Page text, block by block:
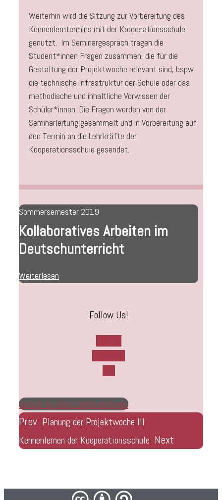
Weiterhin wird die Sitzung zur Vorbereitung des
Kennenlerntermins mit der Kooperationsschule
genutzt. Im Seminargespräch tragen die
Student*innen Fragen zusammen, die für die
Gestaltung der Projektwoche relevant sind, bspw.
die technische Infrastruktur der Schule oder das
methodische und inhaltliche Vorwissen der
Schüler*innen. Die Fragen werden von der
Seminarleitung gesammelt und in Vorbereitung auf
den Termin an die Lehrkräfte der
Kooperationsschule gesendet.
Sommersemester 2019
Kollaboratives Arbeiten im
Deutschunterricht
Weiterlesen
Follow Us!
zurück zu allen Lehrbausteinen
Prev Planung der Projektwoche III
Kennenlernen der Kooperationsschule Next